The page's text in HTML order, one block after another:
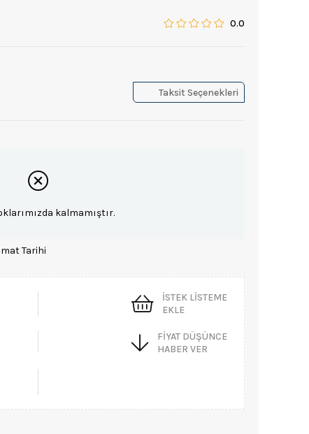
0.0
Taksit Seçenekleri
kalmamıştır.
Tarihi
İSTEK LISTEME
EKLE
FIYAT DÜŞÜNCE
HABER VER